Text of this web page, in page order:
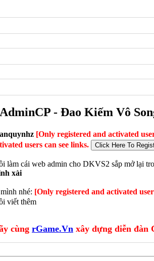
- Đao Kiếm Vô
[Only registered and activated
users can see links.
làm cái web admin cho DKVS2 sắp mở lại
xài
nhé: [Only registered and activated
viết thêm
cùng rGame.Vn xây dựng diễn đàn